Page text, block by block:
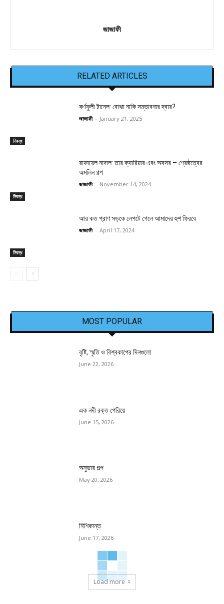
জাজাফী
RELATED ARTICLES
নিবন্ধ
কর্ণফুলী টানেল: বোঝা নাকি সম্ভাবনার দ্বার?
জাজাফী - January 21, 2025
নিবন্ধ
রাফায়েল নাদাল: তার ক্যারিয়ার এবং অবসর – শ্রেষ্ঠত্বের
অমলিন গল্প
জাজাফী - November 14, 2024
নিবন্ধ
আর কত প্রাণ সড়কে লেপটে গেলে আমাদের হুশ ফিরবে
জাজাফী - April 17, 2024
MOST POPULAR
বৃষ্টি, স্মৃতি ও বিশ্বকাপের দিনগুলো
June 22, 2026
এক নদী রক্ত পেরিয়ে
June 15, 2026
অনুভার গল্প
May 20, 2026
নিশিকান্ত
June 17, 2026
Load more